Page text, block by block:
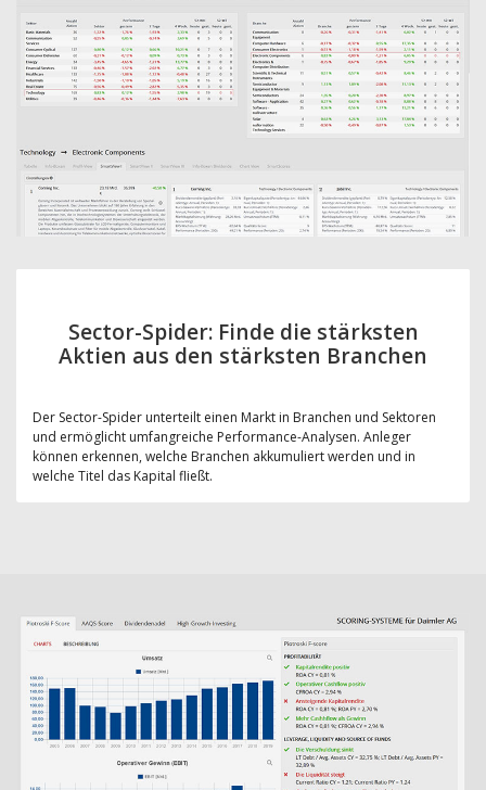
Sector-Spider: Finde die stärksten
Aktien aus den stärksten Branchen
Der Sector-Spider unterteilt einen Markt in Branchen und Sektoren
und ermöglicht umfangreiche Performance-Analysen. Anleger
können erkennen, welche Branchen akkumuliert werden und in
welche Titel das Kapital fließt.